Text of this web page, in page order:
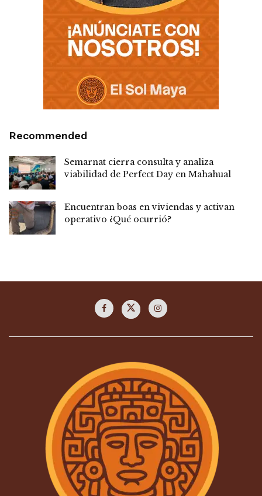
Recommended
Semarnat cierra consulta y analiza
viabilidad de Perfect Day en Mahahual
Encuentran boas en viviendas y activan
operativo ¿Qué ocurrió?